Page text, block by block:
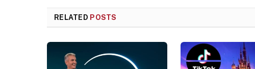
RELATED POSTS